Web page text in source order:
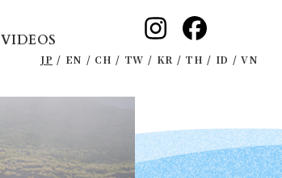
VIDEOS
JP EN CH TW KR TH ID VN